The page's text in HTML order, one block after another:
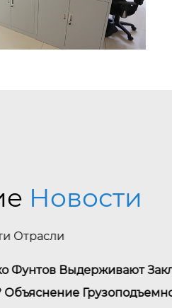
Новости
Выдерживают
Грузоподъемности